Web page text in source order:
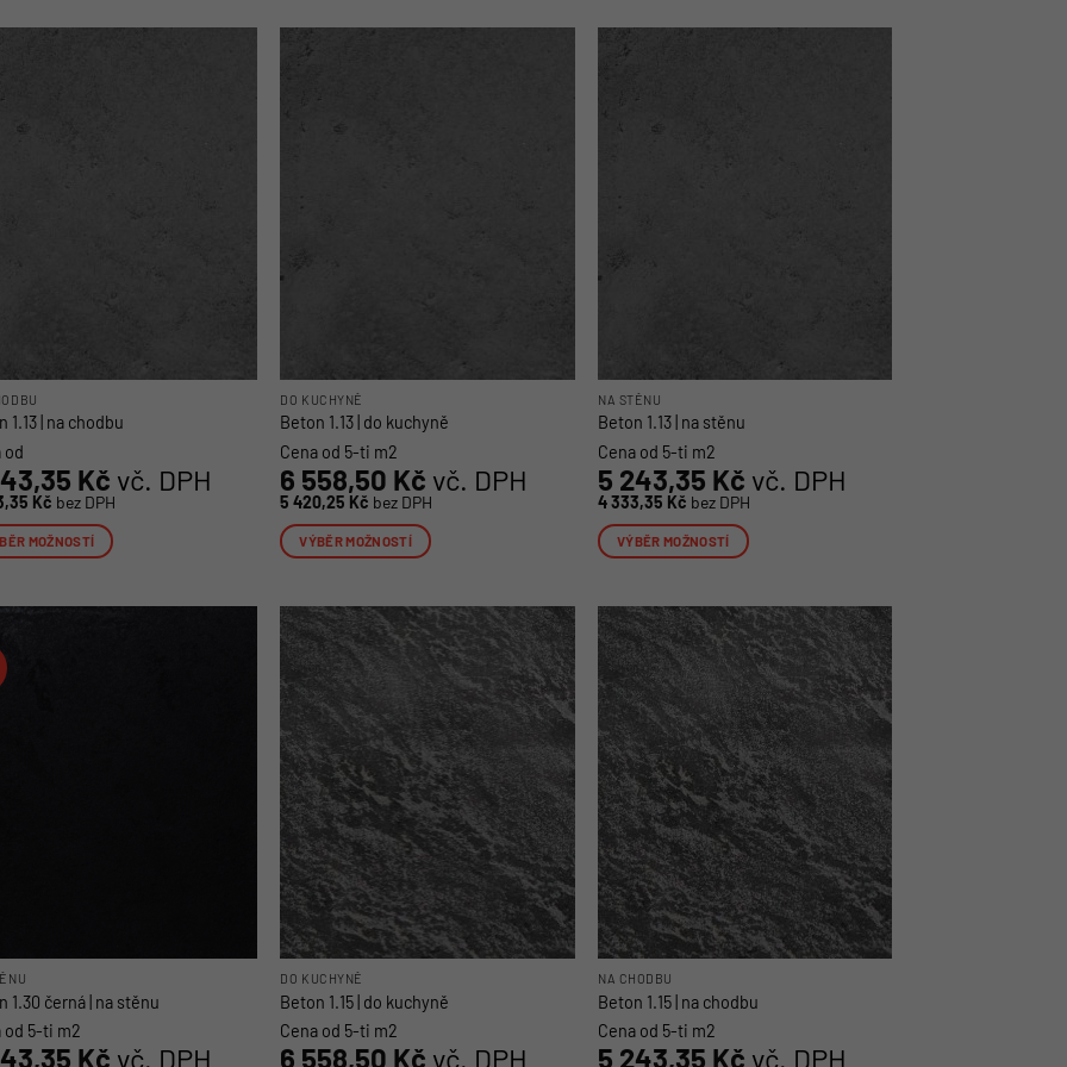
Možnosti
variant.
Možnosti
1.13 | na chodbu
od
Kč vč. DPH
Kč bez DPH
MOŽNOSTÍ
DO KUCHYNĚ
Beton 1.13 | do kuchyně
Cena od 5-ti m2
6 558,50 Kč vč. DPH
5 420,25 Kč bez DPH
VÝBĚR MOŽNOSTÍ
má
více
variant.
Možnosti
lze
vybrat
na
stránce
produktu
NA STĚNU
Beton 1.13 | na stěnu
Cena od 5-ti m2
5 243,35 Kč vč. DPH
4 333,35 Kč bez DPH
VÝBĚR MOŽNOSTÍ
má
více
variant.
Možnosti
lze
vybrat
na
stránce
produktu
1.30 černá | na stěnu
od 5-ti m2
Kč vč. DPH
DO KUCHYNĚ
Beton 1.15 | do kuchyně
Cena od 5-ti m2
6 558,50 Kč vč. DPH
NA CHODBU
Beton 1.15 | na chodbu
Cena od 5-ti m2
5 243,35 Kč vč. DPH